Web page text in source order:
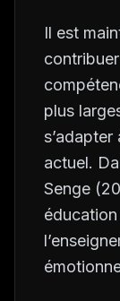
Il est
plus
actuel.
Senge